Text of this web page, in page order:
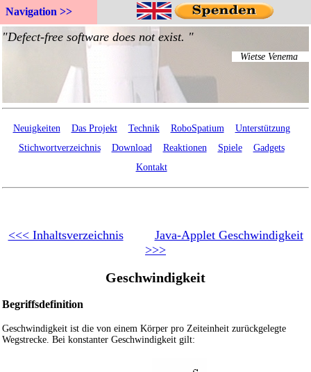
Navigation >>
Neuigkeiten Das Projekt Technik RoboSpatium
Unterstützung
Stichwortverzeichnis
Download Reaktionen Spiele
Gadgets
Kontakt
<<< Inhaltsverzeichnis
Java-Applet Geschwindigkeit
>>>
Geschwindigkeit
Begriffsdefinition
Geschwindigkeit ist die von einem Körper pro Zeiteinheit zurückgelegte
Wegstrecke. Bei konstanter Geschwindigkeit gilt: